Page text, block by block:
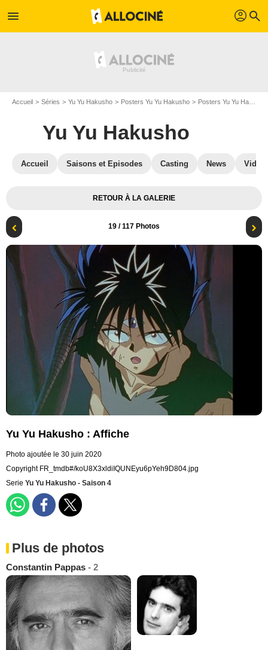
menu profil search
Accueil Séries Yu Yu Hakusho Posters Yu Yu Hakusho Posters Yu Yu Hakusho S04
Yu Yu Hakusho
Accueil Saisons et Episodes Casting News
RETOUR À LA GALERIE
19 / 117 Photos
Yu Yu Hakusho : Affiche
Photo ajoutée le 30 juin 2020
Copyright FR_tmdb#/koU8X3xldiIQUNEyu6pYeh9D804.jpg
Serie Yu Yu Hakusho - Saison 4
Plus de photos
Constantin Pappas - 2